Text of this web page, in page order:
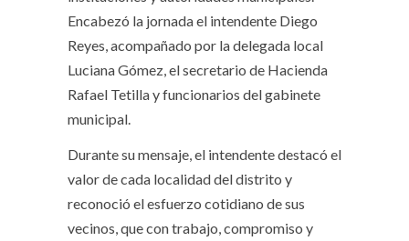
Encabezó la jornada el intendente Diego
Reyes, acompañado por la delegada local
Luciana Gómez, el secretario de Hacienda
Rafael Tetilla y funcionarios del gabinete
municipal.
Durante su mensaje, el intendente destacó el
valor de cada localidad del distrito y
reconoció el esfuerzo cotidiano de sus
vecinos, que con trabajo, compromiso y